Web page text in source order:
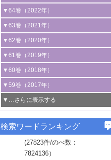
3号 有機分子変換やCO 資源化のための
光触媒に関する最近の研究
B号 第137回触媒討論会（2026年）
2号 水素製造のための水分解技術に関す
る最近の研究
3号 オレフィン系樹脂の精密合成に関す
る最新技術
4号 アルコール類の効率的変換を実現す
る非貴金属触媒の研究動向
5号 ゼオライトの合成と応用における研
究動向
6号 ヘテロ接合界面
B号 第135回触媒討論会（2025年）
2号 規制反応場を活用した固体触媒研究
の新展開
3号 未踏分子変換を目指した酸化触媒プ
ロセスの最前線
4号 シンクロトロン放射光および中性子
線を利用した触媒解析技術の最先端
5号 単原子触媒
6号 参照触媒委員会からのお知らせ
B号 第133回触媒討論会（2023年）
1号 炭素が関わる触媒機能
2号 プラスチックケミカルリサイクルの
ための触媒技術
3号 非酸化物系金属化合物を基盤とした
触媒材料の開発
4号 格子酸素・格子酸素欠陥を利用した
触媒反応
5号 生体触媒によるエネルギー変換反応
6号 窒素とリンの循環のための触媒・機
能性材料
▼64巻（2022年）
1号 合成ガス製造とCOを用いるケミカル
ズ合成の最新動向
2号 化学品合成のための合金触媒開発
3号 CO の排出削減および有効活用のた
めの触媒技術
4号 若手による情報発信企画～とびたて
若き触媒の研究者たち～（1）
若き触媒の研究者たち～（2）
6号 石油のノーブル・ユースを志向した
触媒技術
▼63巻（2021年）
1号 金触媒の新展開
2号 ペロブスカイト
3号 特殊反応場を利用した触媒的分子変
換反応
4号 多孔質材料を用いた触媒の新展開
5号 情報学的手法を用いた触媒開発
6号 カーボンニュートラルに向けた電解
技術
B号 第127回触媒討論会（2021年・オン
ライン開催(Zoom)のみ）
▼62巻（2020年）
1号 触媒設計を拓く欠陥構造のキャラク
タリゼーション
2号 機能化学品製造に資するクリーンな
触媒的酸化反応
3号 水処理のための触媒化学
4号 光触媒を用いた水分解の最新の研究
動向
5号 次世代の触媒プロセスを支えるマイ
▼61巻（2019年）
1号 物質移動制御に着目した触媒プロセ
ス開発
2号 CO2 フリー水素サプライチェーンに
関わる触媒開発動向
3号 精密高分子合成に関する最近の研究
動向
4号 バイオマス化成品製造のための触媒
▼60巻（2018年）
1号 固体酸触媒の最新の研究動向
2号 二酸化炭素からの有用化学品合成
3号 ナノ粒子・クラスター触媒の最前線
4号 60周年記念企画
5号 進化するゼオライト合成技術
6号 非貴金属系触媒における電気化学的
▼59巻（2017年）
1号 いたるところに，触媒
最先端技術
3号 無機分離膜材料の開発と触媒反応プ
ロセスへの適用
▼…さらに表示する
1号 ユニークな構造の高分子を生み出す触
2号 リグニンからの化成品製造に向けた触
▼57巻（2015年）
1号 水素キャリアにかかわる触媒技術の新
▼56巻（2014年）
検索ワードランキング
(27823件/のべ数：
7824136）